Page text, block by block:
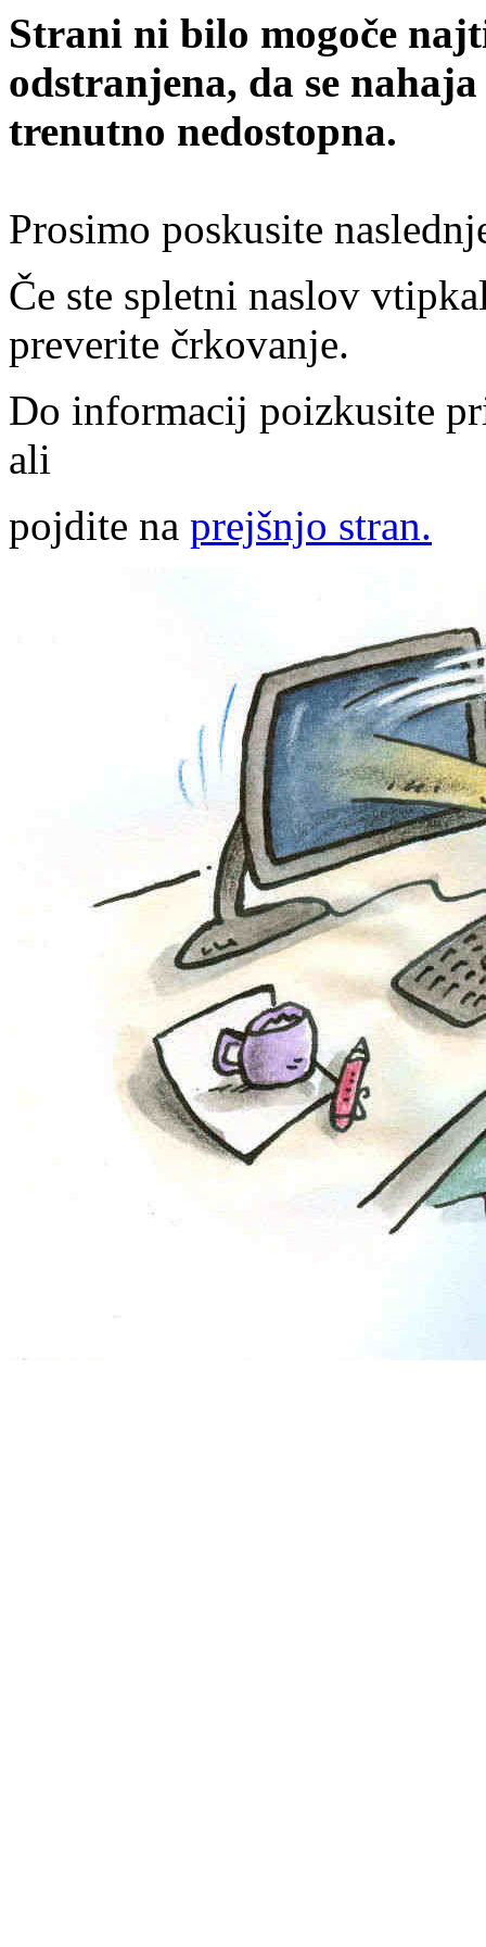
Strani ni bilo mogoče
odstranjena, da se
trenutno nedostopna.
Prosimo poskusite
Če ste spletni naslov
preverite črkovanje.
Do informacij poizkusite
ali
pojdite na prejšnjo stran.